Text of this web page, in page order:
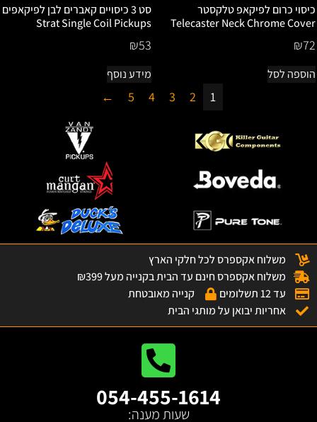
כיסוי כרום לפיקאפ טלקסטר
Telecaster Neck Chrome Cover
₪72
הוספה לסל
סט 3 כיסויים קאברים לבן לפיקאפים
Strat Single Coil Pickups
₪53
מידע נוסף
1
2
3
4
5
←
משלוח אקספרס לכל חלקי הארץ
משלוח אקספרס חינם עד הבית בקנייה מעל ₪399
עד 12 תשלומים
קנייה מאובטחת
אחריות יבואן על מותגי הבית
054-455-1614
שעות מענה: